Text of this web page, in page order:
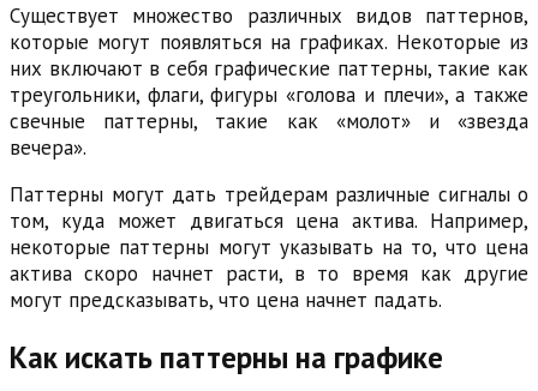
Существует множество различных видов паттернов,
которые могут появляться на графиках. Некоторые из
них включают в себя графические паттерны, такие как
треугольники, флаги, фигуры «голова и плечи», а также
свечные паттерны, такие как «молот» и «звезда
вечера».
Паттерны могут дать трейдерам различные сигналы о
том, куда может двигаться цена актива. Например,
некоторые паттерны могут указывать на то, что цена
актива скоро начнет расти, в то время как другие
могут предсказывать, что цена начнет падать.
Как искать паттерны на графике